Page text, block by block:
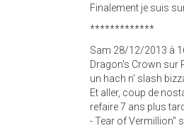
Finalement je suis
*************
Sam 28/12/2013 à
Dragon's Crown sur
un hach n' slash
Et aller, coup de
refaire 7 ans plus
- Tear of Vermillion"